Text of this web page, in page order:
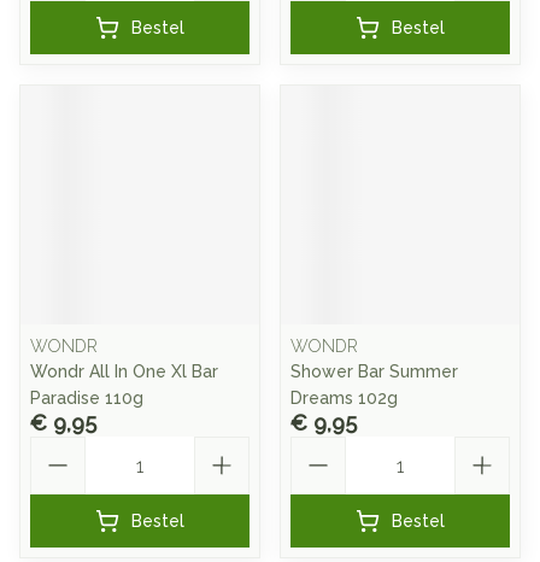
Bestel Bestel
WONDR
Wondr All In One Xl Bar
Paradise 110g
€ 9,95
Bestel
WONDR
Shower Bar Summer
Dreams 102g
€ 9,95
Bestel